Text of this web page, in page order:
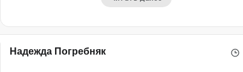
Надежда Погребняк